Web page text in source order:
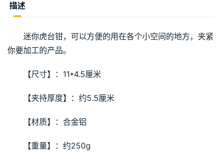
描述
迷你虎台钳，可以方便的用在各个小空间的地方，夹紧
你要加工的产品。
【尺寸】：11*4.5厘米
【夹持厚度】：约5.5厘米
【材质】：合金铝
【重量】：约250g